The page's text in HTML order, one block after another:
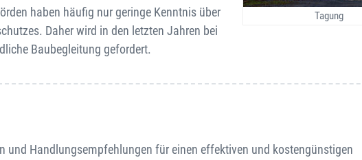
Tagung
haben häufig nur geringe Kenntnis über
Daher wird in den letzten Jahren bei
Baubegleitung gefordert.
und Handlungsempfehlungen für einen effektiven und kostengünstigen